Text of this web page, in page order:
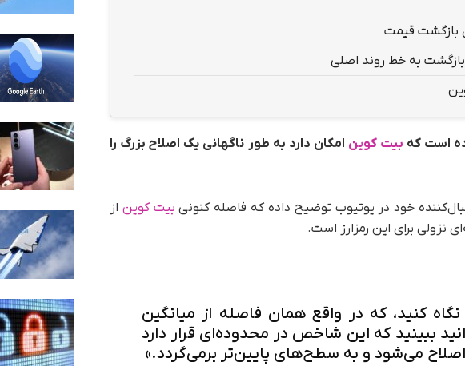
بازگشت قیمت
به خط روند اصلی
است که بیت کوین امکان دارد به‌ طور ناگهانی یک اصلاح بزرگ را
بیت کوین از
کنید، که در واقع همان فاصله از میانگین
ببینید که این شاخص در محدوده‌ای قرار دارد
می‌شود و به سطح‌های پایین‌تر برمی‌گردد.»